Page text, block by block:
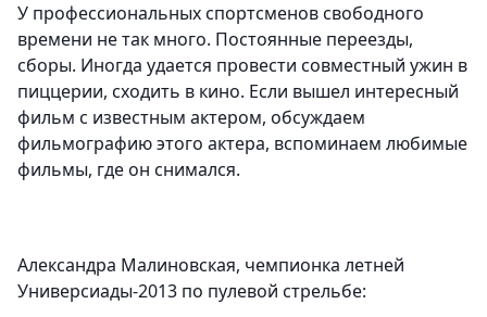
У профессиональных спортсменов свободного
времени не так много. Постоянные переезды,
сборы. Иногда удается провести совместный ужин в
пиццерии, сходить в кино. Если вышел интересный
фильм с известным актером, обсуждаем
фильмографию этого актера, вспоминаем любимые
фильмы, где он снимался.
Александра Малиновская, чемпионка летней
Универсиады-2013 по пулевой стрельбе: